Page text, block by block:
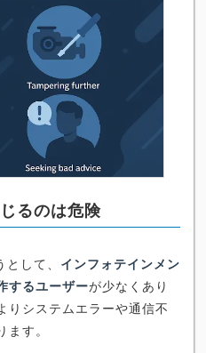
るのは危険
して、 インフォテインメン
するユーザーが少なくあり
りシステムエラーや通信不
す。